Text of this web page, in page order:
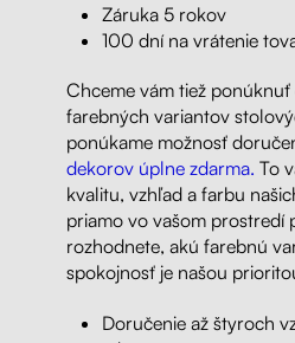
Záruka 5 rokov
100 dní na vrátenie
Chceme vám tiež
farebných variantov
ponúkame možnosť
dekorov úplne zdarma. To
kvalitu, vzhľad a farbu
priamo vo vašom prostredí
rozhodnete, akú farebnú
spokojnosť je našou
Doručenie až štyroch